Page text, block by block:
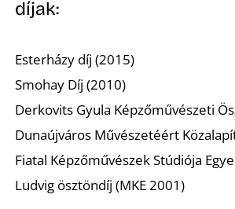
díjak:
Esterházy díj (2015)
Smohay Díj (2010)
Derkovits Gyula Képzőművészeti
Dunaújváros Művészetéért
Fiatal Képzőművészek Stúdiója
Ludvig ösztöndíj (MKE 2001)